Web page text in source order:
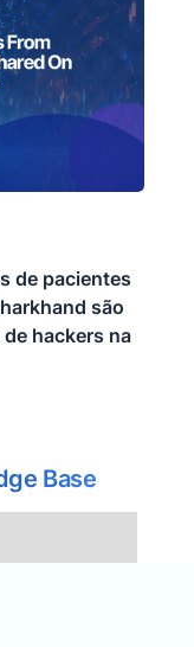
de pacientes
são
hackers na
Base